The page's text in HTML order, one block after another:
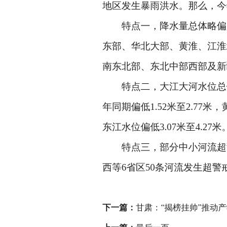
地区发生暴雨洪水。那么，
特点一，降水量总体略
东部、华北大部、黄淮、江
南东北部、东北中部西部及
特点二，大江大河水位
年同期偏低1.52米至2.77米，
东江水位偏低3.07米至4.27米。
特点三，部分中小河流
西等6省区50条河流发生超警
下一篇： 甘肃：“揭榜挂帅”推动